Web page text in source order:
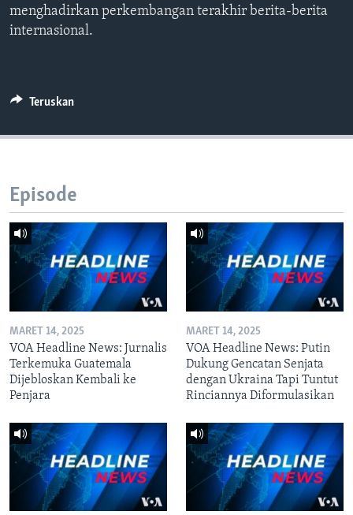
menghadirkan perkembangan terakhir berita-berita
internasional.
Teruskan
Episode
MARET 14, 2025
VOA Headline News: Jurnalis
Terkemuka Guatemala
Dijebloskan Kembali ke
Penjara
MARET 14, 2025
VOA Headline News: Putin
Dukung Gencatan Senjata
dengan Ukraina Tapi Tuntut
Rinciannya Diformulasikan